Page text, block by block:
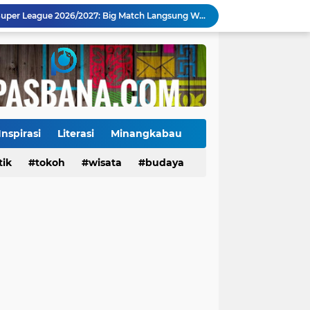
Jadwal Pekan Perdana Super League 2026/2027: Big Match Langsung Warnai Awal Musim
Mahyeldi Raih Penghargaan IPDN atas Kepemimpinan dan Reformasi Birokrasi di Sumbar
Payakumbuh Luncurkan GEMPITA BERSAMA, Dorong Pekarangan Jadi Sumber Pangan Keluarga
Ekonomi Indonesia Melaju 5,29%, Sinyal Daya Tahan di Tengah Tekanan Global
Tiga Alat Berat Diterjunkan, Normalisasi Sungai Batang Guo Dikebut Pascabanjir
Danantara Siapkan Gelombang IPO BUMN Jumbo, Pegadaian Masuk Daftar Prioritas
Literasi Minangkabau
Tokoh budaya kuliner
tokoh wisata budaya